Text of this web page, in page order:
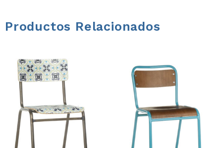
m
Productos Relacionados